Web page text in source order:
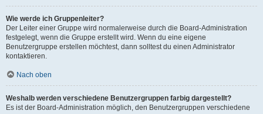
Wie werde ich Gruppenleiter?
Der Leiter einer Gruppe wird normalerweise durch die Board-Administration
festgelegt, wenn die Gruppe erstellt wird. Wenn du eine eigene
Benutzergruppe erstellen möchtest, dann solltest du einen Administrator
kontaktieren.
Nach oben
Weshalb werden verschiedene Benutzergruppen farbig dargestellt?
Es ist der Board-Administration möglich, den Benutzergruppen verschiedene